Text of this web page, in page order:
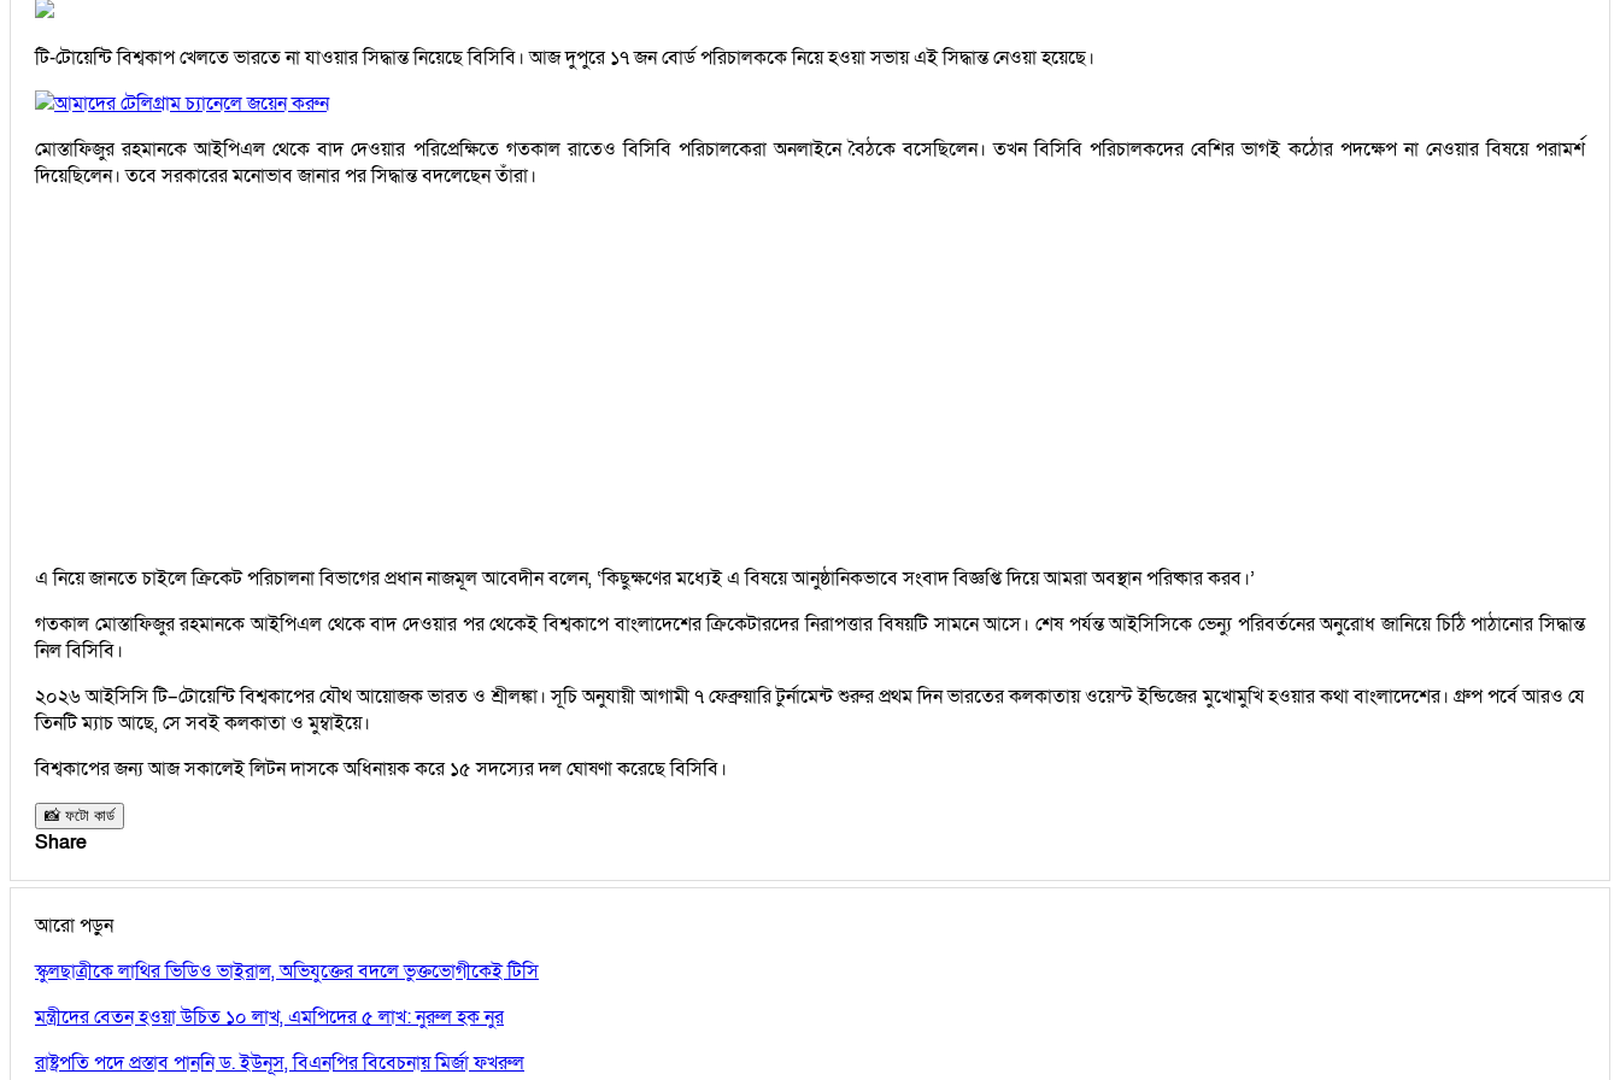
টি-টোয়েন্টি বিশ্বকাপ খেলতে ভারতে না যাওয়ার সিদ্ধান্ত নিয়েছে বিসিবি। আজ দুপুরে ১৭ জন বোর্ড পরিচালককে নিয়ে হওয়া সভায় এই সিদ্ধান্ত নেওয়া হয়েছে।
আমাদের টেলিগ্রাম চ্যানেলে জয়েন করুন
মোস্তাফিজুর রহমানকে আইপিএল থেকে বাদ দেওয়ার পরিপ্রেক্ষিতে গতকাল রাতেও বিসিবি পরিচালকেরা অনলাইনে বৈঠকে বসেছিলেন। তখন বিসিবি পরিচালকদের বেশির ভাগই কঠোর পদক্ষেপ না নেওয়ার বিষয়ে পরামর্শ
দিয়েছিলেন। তবে সরকারের মনোভাব জানার পর সিদ্ধান্ত বদলেছেন তাঁরা।
এ নিয়ে জানতে চাইলে ক্রিকেট পরিচালনা বিভাগের প্রধান নাজমূল আবেদীন বলেন, ‘কিছুক্ষণের মধ্যেই এ বিষয়ে আনুষ্ঠানিকভাবে সংবাদ বিজ্ঞপ্তি দিয়ে আমরা অবস্থান পরিষ্কার করব।’
গতকাল মোস্তাফিজুর রহমানকে আইপিএল থেকে বাদ দেওয়ার পর থেকেই বিশ্বকাপে বাংলাদেশের ক্রিকেটারদের নিরাপত্তার বিষয়টি সামনে আসে। শেষ পর্যন্ত আইসিসিকে ভেন্যু পরিবর্তনের অনুরোধ জানিয়ে চিঠি পাঠানোর সিদ্ধান্ত
নিল বিসিবি।
২০২৬ আইসিসি টি–টোয়েন্টি বিশ্বকাপের যৌথ আয়োজক ভারত ও শ্রীলঙ্কা। সূচি অনুযায়ী আগামী ৭ ফেব্রুয়ারি টুর্নামেন্ট শুরুর প্রথম দিন ভারতের কলকাতায় ওয়েস্ট ইন্ডিজের মুখোমুখি হওয়ার কথা বাংলাদেশের। গ্রুপ পর্বে আরও যে
তিনটি ম্যাচ আছে, সে সবই কলকাতা ও মুম্বাইয়ে।
বিশ্বকাপের জন্য আজ সকালেই লিটন দাসকে অধিনায়ক করে ১৫ সদস্যের দল ঘোষণা করেছে বিসিবি।
📸 ফটো কার্ড
Share
আরো পড়ুন
স্কুলছাত্রীকে লাথির ভিডিও ভাইরাল, অভিযুক্তের বদলে ভুক্তভোগীকেই টিসি
মন্ত্রীদের বেতন হওয়া উচিত ১০ লাখ, এমপিদের ৫ লাখ: নুরুল হক নুর
রাষ্ট্রপতি পদে প্রস্তাব পাননি ড. ইউনূস, বিএনপির বিবেচনায় মির্জা ফখরুল